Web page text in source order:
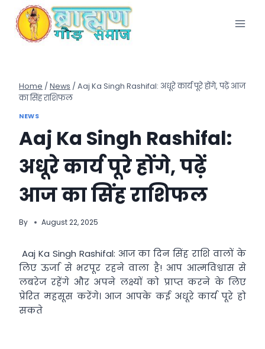
content
Home / News / Aaj Ka Singh Rashifal: अधूरे कार्य पूरे होंगे, पढ़ें आज
का सिंह राशिफल
NEWS
Aaj Ka Singh Rashifal:
अधूरे कार्य पूरे होंगे, पढ़ें
आज का सिंह राशिफल
By August 22, 2025
Aaj Ka Singh Rashifal: आज का दिन सिंह राशि वालों के
लिए ऊर्जा से भरपूर रहने वाला है! आप आत्मविश्वास से
लबरेज रहेंगे और अपने लक्ष्यों को प्राप्त करने के लिए
प्रेरित महसूस करेंगे। आज आपके कई अधूरे कार्य पूरे हो
सकते